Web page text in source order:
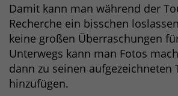
Damit kann man während der
Recherche ein bisschen
keine großen Überraschungen
Unterwegs kann man Fotos
dann zu seinen aufgezeichneten
hinzufügen.